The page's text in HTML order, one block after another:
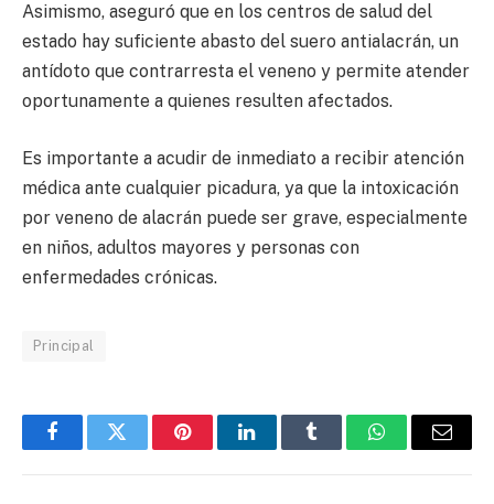
Asimismo, aseguró que en los centros de salud del
estado hay suficiente abasto del suero antialacrán, un
antídoto que contrarresta el veneno y permite atender
oportunamente a quienes resulten afectados.
Es importante a acudir de inmediato a recibir atención
médica ante cualquier picadura, ya que la intoxicación
por veneno de alacrán puede ser grave, especialmente
en niños, adultos mayores y personas con
enfermedades crónicas.
Principal
FacebookTwitter PinterestLinkedInTumblr WhatsAppEmail